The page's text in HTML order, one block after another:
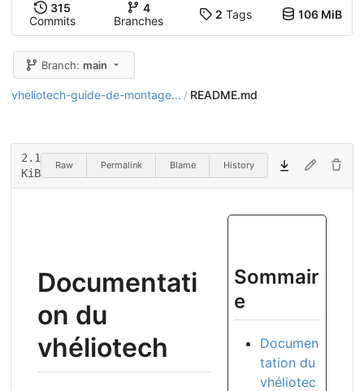
315
Commits
4
Branches
2 Tags 106 MiB
Branch:main
vheliotech-guide-de-montage... / README.md
2.1
KiB
Raw Permalink Blame History
Sommair
e
Documen
tation du
vhéliotec
Documentati
on du
vhéliotech